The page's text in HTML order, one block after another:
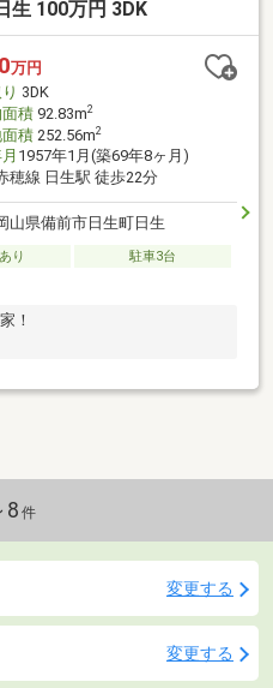
、家電など全て付きで明日か
ログハウスの外観に和洋折衷
いて２０メートルの距離にあ
ムすれば目的にあわせて色々
に興味のある方にはオススメ
生 100万円 3DK
万円
3DK
積92.83m2
積252.56m2
1957年1月(築69年8ヶ月)
穂線 日生駅 徒歩22分
山県備前市日生町日生
り
駐車3台
！
8 件
変更する
変更する